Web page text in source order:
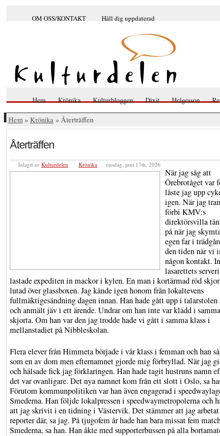
OM OSS/KONTAKT Håll dig uppdaterad
Hem Krönika Kulturbloggen Dixit Helgesson
Hem » Krönika » Återträffen
Återträffen
Inlagd av Kulturdelen Krönika onsdag, juni 17th, 2026
När jag såg att
Örebrotåget var
låste jag upp
igen. När jag
förbi KMV:s
direktörsvilla
på när jag
egen far i
den tiden när vi
någon kontakt.
lasarettets
lastade expediten in mackor i kylen. En man i kortärmad röd
lutad över glassboxen. Jag kände igen honom från lokaltevens
fullmäktigesändning dagen innan. Han hade gått upp i
och anmält jäv i ett ärende. Undrar om han inte var klädd i samma
skjorta. Om han var den jag trodde hade vi gått i samma klass i
mellanstadiet på Nibbleskolan.
Flera elever från Himmeta började i vår klass i femman och han
som en av dom men efternamnet gjorde mig förbryllad. När jag
och hälsade fick jag förklaringen. Han hade tagit hustruns namn
det var ovanligare. Det nya namnet kom från ett slott i Oslo, sa
Förutom kommunpolitiken var han även engagerad i
Smederna. Han följde lokalpressen i speedwaymetropolerna och
att jag skrivit i en tidning i Västervik. Det stämmer att jag
reporter där, sa jag. På tjugofem år hade han bara missat fem
Smederna, sa han. Han åkte med supporterbussen på alla